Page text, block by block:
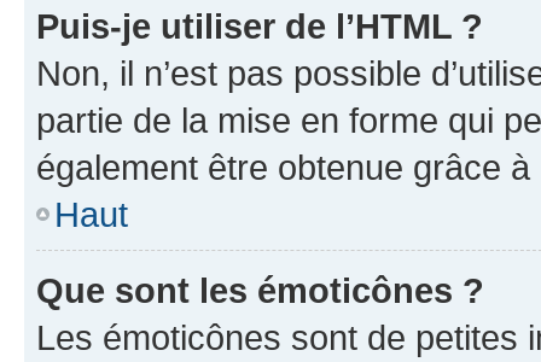
Puis-je utiliser de l’HTML ?
Non, il n’est pas possible
partie de la mise en forme qui
également être obtenue grâce à
Haut
Que sont les émoticônes ?
Les émoticônes sont de petites